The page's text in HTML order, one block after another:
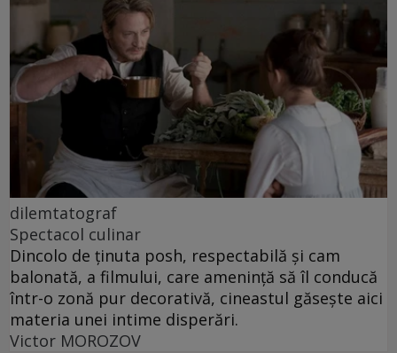
dilemtatograf
Spectacol culinar
Dincolo de ținuta posh, respectabilă și cam
balonată, a filmului, care amenință să îl conducă
într-o zonă pur decorativă, cineastul găsește aici
materia unei intime disperări.
Victor MOROZOV